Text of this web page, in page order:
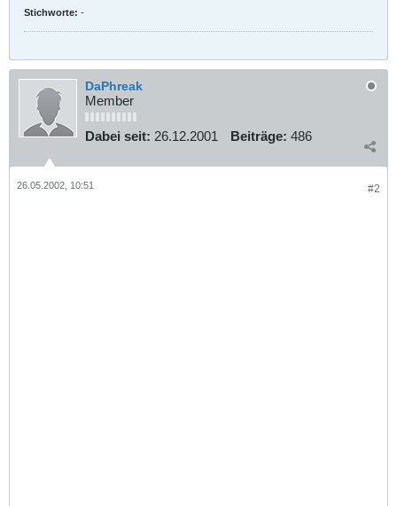
Stichworte: -
DaPhreak
Member
Dabei seit: 26.12.2001 Beiträge: 486
#2
26.05.2002, 10:51